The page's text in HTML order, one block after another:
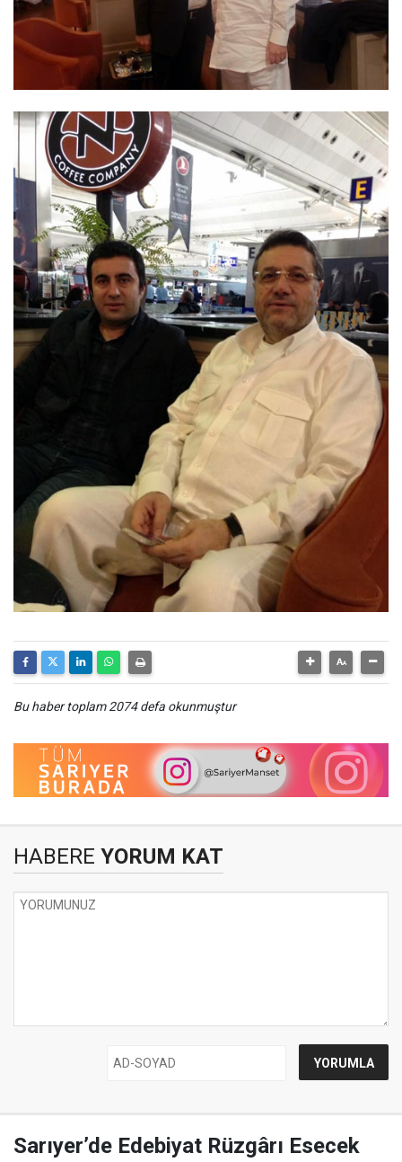
Bu haber toplam 2074 defa okunmuştur
HABERE YORUM KAT
Sarıyer’de Edebiyat Rüzgârı Esecek